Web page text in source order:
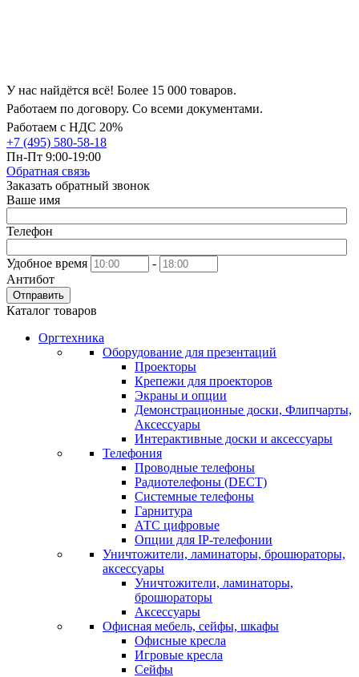
У нас найдётся всё! Более 15 000 товаров.
Работаем по договору. Со всеми документами.
Работаем с НДС 20%
+7 (495) 580-58-18
Пн-Пт 9:00-19:00
Обратная связь
Заказать обратный звонок
Ваше имя
Телефон
Удобное время
-
Антибот
Отправить
Каталог товаров
Оргтехника
Оборудование для презентаций
Проекторы
Крепежи для проекторов
Экраны и опции
Демонстрационные доски, Флипчарты,
Аксессуары
Интерактивные доски и аксессуары
Телефония
Проводные телефоны
Радиотелефоны (DECT)
Системные телефоны
Гарнитура
АТС цифровые
Опции для IP-телефонии
Уничтожители, ламинаторы, брошюраторы,
аксессуары
Уничтожители, ламинаторы,
брошюраторы
Аксессуары
Офисная мебель, сейфы, шкафы
Офисные кресла
Игровые кресла
Сейфы